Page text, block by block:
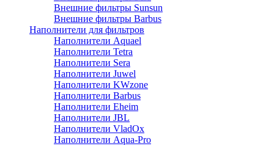
Внешние фильтры Sunsun
Внешние фильтры Barbus
Наполнители для фильтров
Наполнители Aquael
Наполнители Tetra
Наполнители Sera
Наполнители Juwel
Наполнители KWzone
Наполнители Barbus
Наполнители Eheim
Наполнители JBL
Наполнители VladOx
Наполнители Aqua-Pro